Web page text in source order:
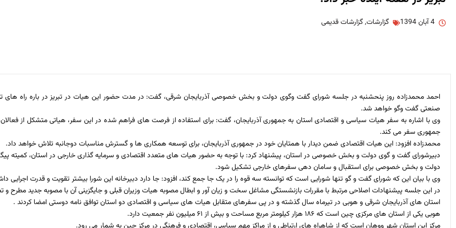
4 آبان 1394 گزارشات,گزارشات قدیمی
احمد محمدزاده روز پنحشنبه در جلسه شورای گفت وگوی دولت و بخش خصوصی آذربایجان شرقی، گفت: در مدت حضور این هیات در تبریز در باره راه های
صنعتی گفت وگو خواهد شد.
وی با اشاره به سفر هیات سیاسی و اقتصادی استان به جمهوری آذربایجان، گفت: برای استفاده از فرصت های فراهم شده در این سفر، هیاتی متشکل از فعالان
جمهوری سفر می کند.
محمدزاده افزود: این هیات اقتصادی ضمن دیدار با همتایان خود در جمهوری آذربایجان، برای توسعه همکاری ها و گسترش مناسبات دوجانبه تلاش خواهد داد.
دبیرشورای گفت و گوی دولت و بخش خصوصی در استان، پیشنهاد کرد: با توجه به حضور هیات های متعدد اقتصادی و سرمایه گذاری خارجی در استان، کمیته
دولت و بخش خصوصی برای استقبال و سامان دهی سفرهای خارجی تشکیل شود.
وی با بیان این که شورای گفت و گو تنها شورایی است که توانسته سه قوه را در یک جا جمع کند، افزود: جا دارد دبیرخانه این شورا بیشتر تقویت و قدرت اجرایی
در این جلسه پیشنهادات اصلاحی مرتبط با مقررات بازنشستگی مشاغل سخت و زیان آور و ابطال مصوبه هیات وزیران قبلی و جایگزینی آن با مصوبه جدید مطرح
استان های آذربایجان شرقی و هوبی در تیرماه سال گذشته و در پی سفرهای متقابل هیات های سیاسی و اقتصادی دو استان توافق نامه دوستی امضا کردند .
هوبی یکی از استان های مرکزی چین است که ۱۸۶ هزار کیلومتر مربع مساحت و بیش از ۶۱ میلیون نفر جمعیت دارد.